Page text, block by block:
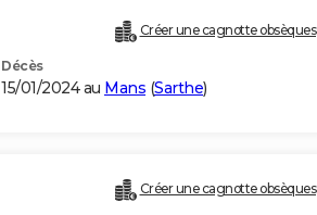
Créer une cagnotte obsèques
Décès
15/01/2024 au Mans (Sarthe)
Créer une cagnotte obsèques